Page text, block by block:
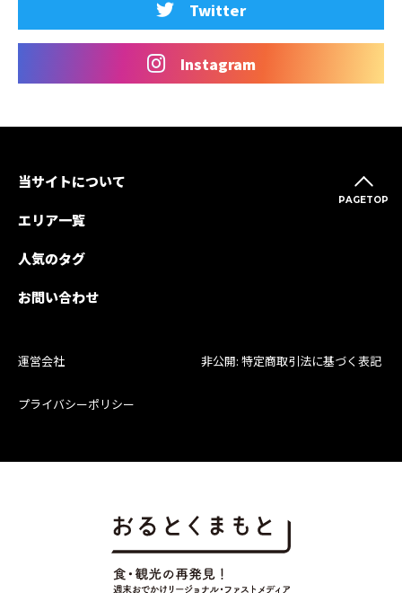
Twitter
Instagram
PAGETOP
当サイトについて
エリア一覧
人気のタグ
お問い合わせ
運営会社 非公開: 特定商取引法に基づく表記
プライバシーポリシー